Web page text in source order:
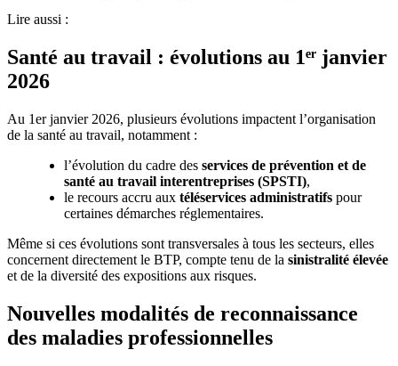
Lire aussi :
Santé au travail : évolutions au 1ᵉʳ janvier
2026
Au 1er janvier 2026, plusieurs évolutions impactent l’organisation
de la santé au travail, notamment :
l’évolution du cadre des services de prévention et de
santé au travail interentreprises (SPSTI),
le recours accru aux téléservices administratifs pour
certaines démarches réglementaires.
Même si ces évolutions sont transversales à tous les secteurs, elles
concernent directement le BTP, compte tenu de la sinistralité élevée
et de la diversité des expositions aux risques.
Nouvelles modalités de reconnaissance
des maladies professionnelles